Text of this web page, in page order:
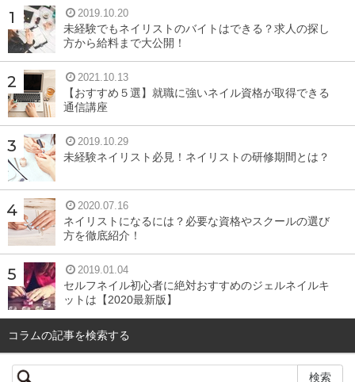
疲れた日でも、1本でケアできるのは嬉しいですよね。
クリームシャンプーは、泡立ちません。クリーム状なの
で、ヘッドスパのように、頭皮をマッサージしながら洗い
ます。植物由来の乳化剤やオイル成分が汚れを落としてい
ます。
従来のシャンプーとのちがい
クリームシャンプーと従来のシャンプーとの違いは、余分
な成分がはいっていないことです。
従来のシャンプーには、頭皮の汚れや皮脂、ヘアワックス
などを洗い流す役割があります。その役割を担っているの
が、合成界面活性剤というシャンプーに含まれる成分で
す。
2019.10.20
未経験でもネイリストのバイトはできる？求人の探し
方から給料まで大公開！
2021.10.13
【おすすめ５選】就職に強いネイル資格が取得できる
通信講座
2019.10.29
未経験ネイリスト必見！ネイリストの研修期間とは？
2020.07.16
ネイリストになるには？必要な資格やスクールの選び
方を徹底紹介！
2019.01.04
セルフネイル初心者に絶対おすすめのジェルネイルキ
ットは【2020最新版】
コラムの記事を検索する